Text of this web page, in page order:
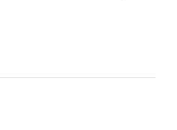
weer goed! Met een
achterklep open. Ook
in delen